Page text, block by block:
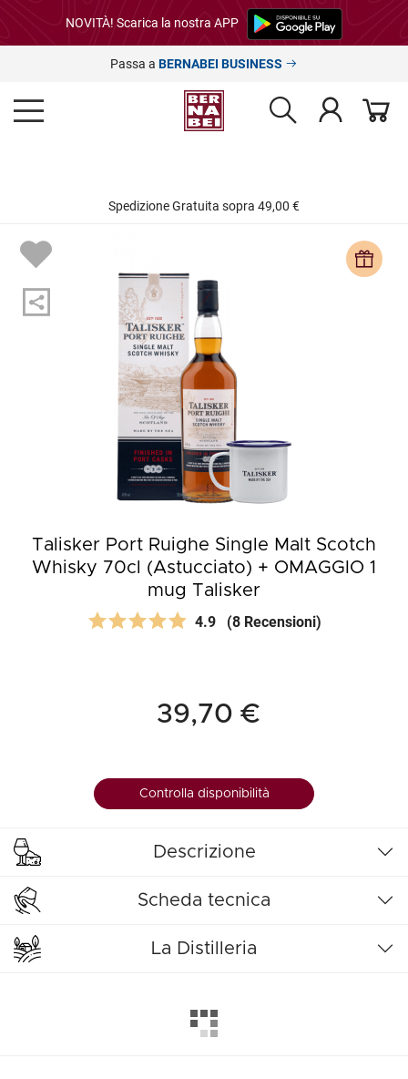
NOVITÀ! Scarica la nostra APP
Passa a BERNABEI BUSINESS
Spedizione Gratuita sopra 49,00 €
Talisker Port Ruighe Single Malt Scotch
Whisky 70cl (Astucciato) + OMAGGIO 1
mug Talisker
4.9 (8 Recensioni)
39,70 €
Controlla disponibilità
Descrizione
Scheda tecnica
La Distilleria